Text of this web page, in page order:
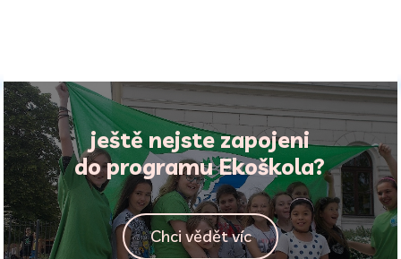
ještě nejste zapojeni
do programu Ekoškola?
Chci vědět víc